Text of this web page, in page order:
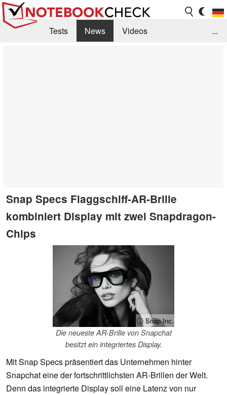
Tests News
Videos
...
Snap Specs Flaggschiff-AR-Brille
kombiniert Display mit zwei Snapdragon-
Chips
ⓘ Snap Inc.
Die neueste AR-Brille von Snapchat
besitzt ein integriertes Display.
Mit Snap Specs präsentiert das Unternehmen hinter
Snapchat eine der fortschrittlichsten AR-Brillen der Welt.
Denn das integrierte Display soll eine Latenz von nur